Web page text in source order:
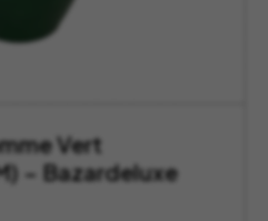
Vert
– Bazardeluxe